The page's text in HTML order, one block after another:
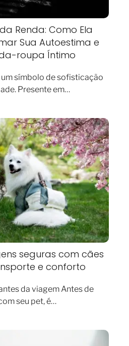
Renda: Como Ela
Sua Autoestima e
roupa Íntimo
símbolo de sofisticação
Presente em…
seguras com cães
e conforto
da viagem Antes de
seu pet, é…